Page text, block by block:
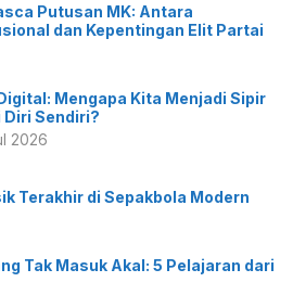
Putusan MK: Antara
dan Kepentingan Elit Partai
Mengapa Kita Menjadi Sipir
Diri Sendiri?
2026
Terakhir di Sepakbola Modern
Tak Masuk Akal: 5 Pelajaran dari